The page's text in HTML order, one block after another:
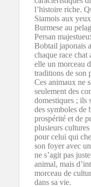
l’histoire riche.
Siamois aux
Burmese au
Persan
Bobtail japonais
chaque race chat
elle un morceau
traditions de son
Ces animaux ne
seulement des
domestiques ; ils
des symboles de
prospérité et de
plusieurs
pour celui qui
son foyer avec
ne s’agit pas
animal, mais
morceau de
dans sa vie.